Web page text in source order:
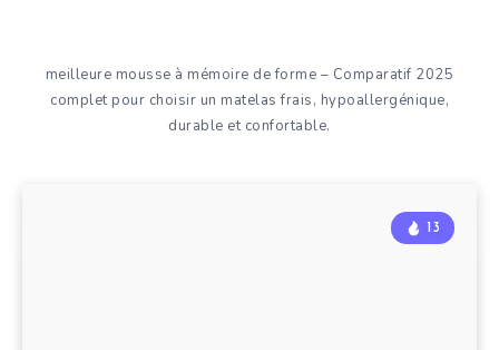
meilleure mousse à mémoire de forme – Comparatif 2025
complet pour choisir un matelas frais, hypoallergénique,
durable et confortable.
13